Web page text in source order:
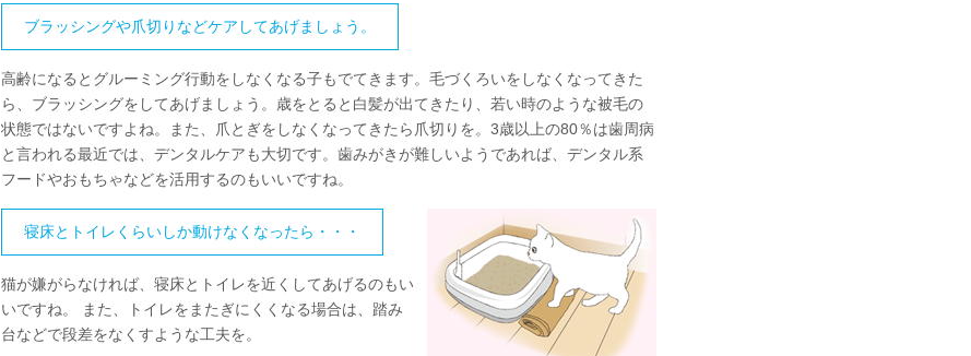
ブラッシングや爪切りなどケアしてあげましょう。
高齢になるとグルーミング行動をしなくなる子もでてきます。毛づくろいをしなくなってきた
ら、ブラッシングをしてあげましょう。歳をとると白髪が出てきたり、若い時のような被毛の
状態ではないですよね。また、爪とぎをしなくなってきたら爪切りを。3歳以上の80％は歯周病
と言われる最近では、デンタルケアも大切です。歯みがきが難しいようであれば、デンタル系
フードやおもちゃなどを活用するのもいいですね。
寝床とトイレくらいしか動けなくなったら・・・
猫が嫌がらなければ、寝床とトイレを近くしてあげるのもい
いですね。 また、トイレをまたぎにくくなる場合は、踏み
台などで段差をなくすような工夫を。